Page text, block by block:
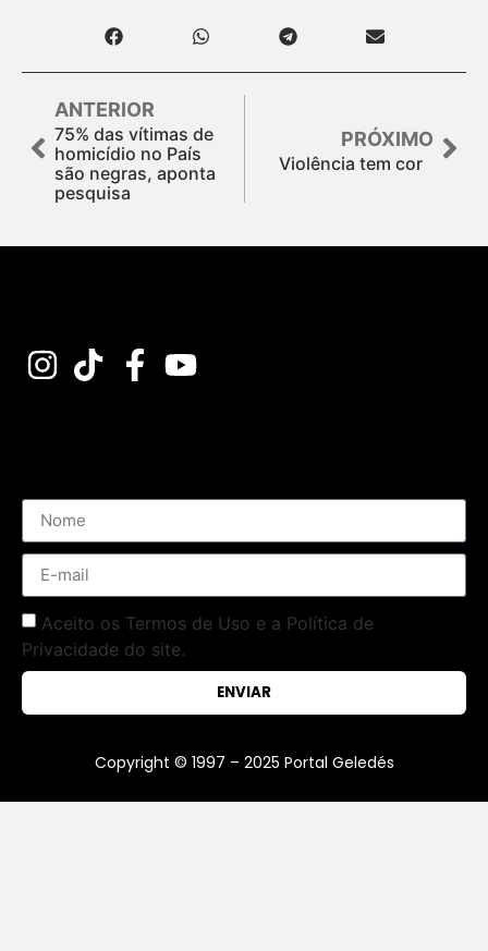
ANTERIOR
75% das vítimas de
homicídio no País
são negras, aponta
pesquisa
PRÓXIMO
Violência tem cor
Aceito os Termos de Uso e a Política de
Privacidade do site.
ENVIAR
Copyright © 1997 – 2025 Portal Geledés